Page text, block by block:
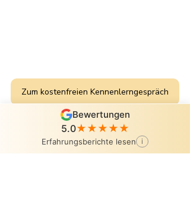
Zum kostenfreien Kennenlerngespräch
Bewertungen
5.0★★★★★
Erfahrungsberichte lesen i